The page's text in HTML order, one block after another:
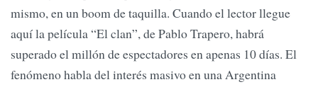
mismo, en un boom de taquilla. Cuando el lector llegue
aquí la película “El clan”, de Pablo Trapero, habrá
superado el millón de espectadores en apenas 10 días. El
fenómeno habla del interés masivo en una Argentina